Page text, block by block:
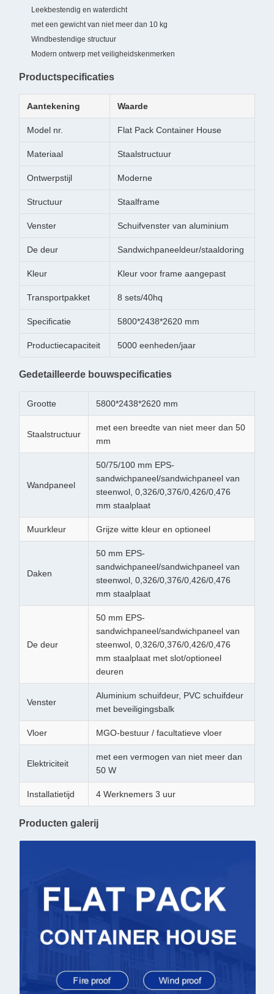
Leekbestendig en waterdicht
met een gewicht van niet meer dan 10 kg
Windbestendige structuur
Modern ontwerp met veiligheidskenmerken
Productspecificaties
Aantekening Waarde
Model nr. Flat Pack Container House
Materiaal Staalstructuur
Ontwerpstijl Moderne
Structuur Staalframe
Venster Schuifvenster van aluminium
De deur Sandwichpaneeldeur/staaldoring
Kleur Kleur voor frame aangepast
Transportpakket 8 sets/40hq
Specificatie 5800*2438*2620 mm
Productiecapaciteit 5000 eenheden/jaar
Gedetailleerde bouwspecificaties
Grootte 5800*2438*2620 mm
Staalstructuur
met een breedte van niet meer dan 50
mm
Wandpaneel
50/75/100 mm EPS-
sandwichpaneel/sandwichpaneel van
steenwol, 0,326/0,376/0,426/0,476
mm staalplaat
Muurkleur Grijze witte kleur en optioneel
Daken
50 mm EPS-
sandwichpaneel/sandwichpaneel van
steenwol, 0,326/0,376/0,426/0,476
mm staalplaat
De deur
50 mm EPS-
sandwichpaneel/sandwichpaneel van
steenwol, 0,326/0,376/0,426/0,476
mm staalplaat met slot/optioneel
deuren
Venster
Aluminium schuifdeur, PVC schuifdeur
met beveiligingsbalk
Vloer MGO-bestuur / facultatieve vloer
Elektriciteit
met een vermogen van niet meer dan
50 W
Installatietijd 4 Werknemers 3 uur
Producten galerij